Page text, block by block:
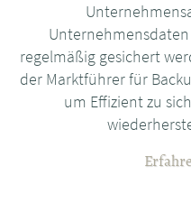
regelmäßig gesichert
der Marktführer für
um Effizient zu